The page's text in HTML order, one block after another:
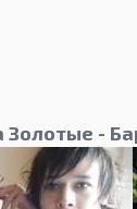
Золотые -